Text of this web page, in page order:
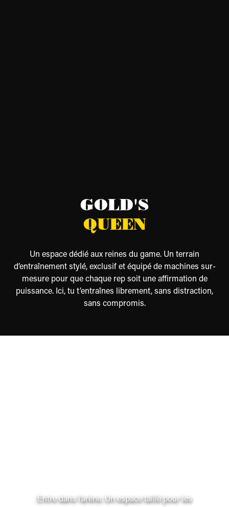
GOLD'S
QUEEN
Un espace dédié aux reines du game. Un terrain
d’entraînement stylé, exclusif et équipé de machines sur-
mesure pour que chaque rep soit une affirmation de
puissance. Ici, tu t’entraînes librement, sans distraction,
sans compromis.
Entre dans l’arène. Un espace taillé pour les